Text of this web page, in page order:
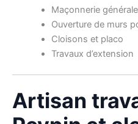
Maçonnerie générale
Ouverture de murs
Cloisons et placo
Travaux d’extension
Artisan